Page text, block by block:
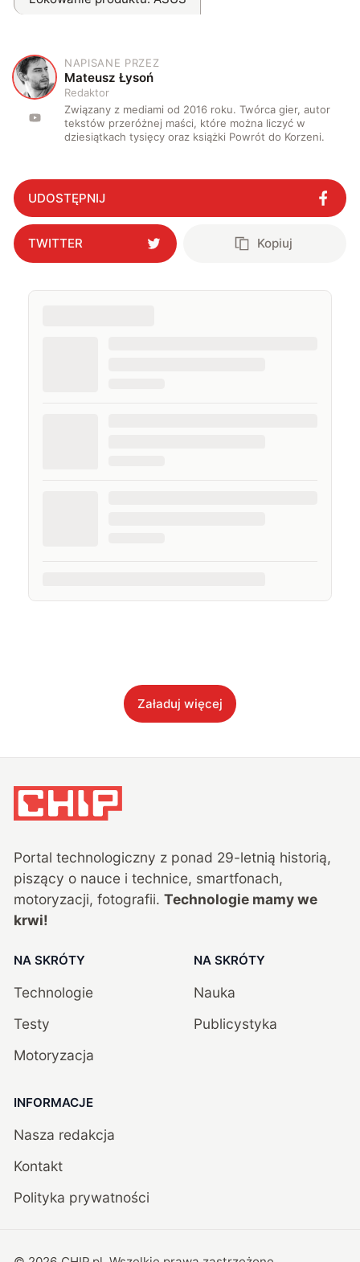
M
NAPISANE PRZEZ
Mateusz Łysoń
Redaktor
Związany z mediami od 2016 roku. Twórca gier, autor
tekstów przeróżnej maści, które można liczyć w
dziesiątkach tysięcy oraz książki Powrót do Korzeni.
UDOSTĘPNIJ
TWITTER Kopiuj
Załaduj więcej
Portal technologiczny z ponad 29-letnią historią,
piszący o nauce i technice, smartfonach,
motoryzacji, fotografii. Technologie mamy we
krwi!
NA SKRÓTY
Technologie
Testy
Motoryzacja
NA SKRÓTY
Nauka
Publicystyka
INFORMACJE
Nasza redakcja
Kontakt
Polityka prywatności